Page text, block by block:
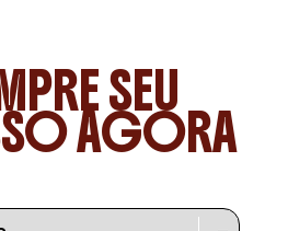
SEU
AGORA